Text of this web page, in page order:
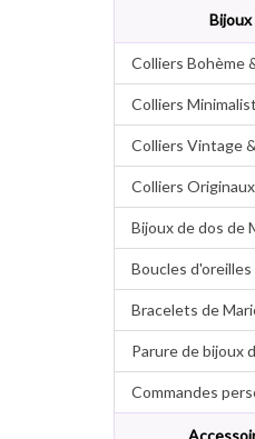
Bijoux
Colliers Bohème
Colliers
Colliers Vintage
Colliers Originaux
Bijoux de dos de
Boucles d'oreilles
Bracelets de
Parure de bijoux
Commandes